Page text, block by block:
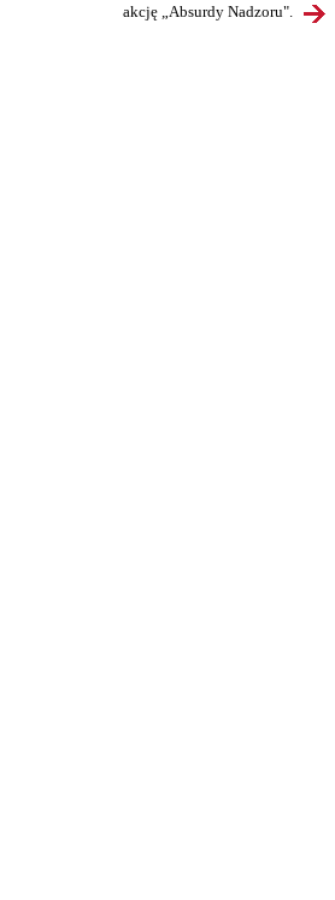
akcję „Absurdy Nadzoru".